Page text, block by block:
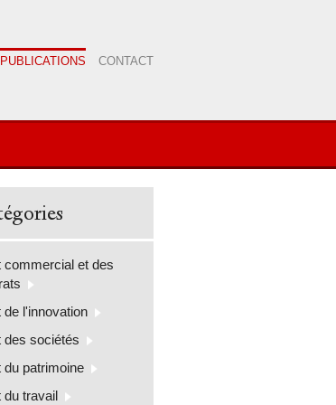
PUBLICATIONS CONTACT
commercial et des
de l'innovation
des sociétés
du patrimoine
du travail